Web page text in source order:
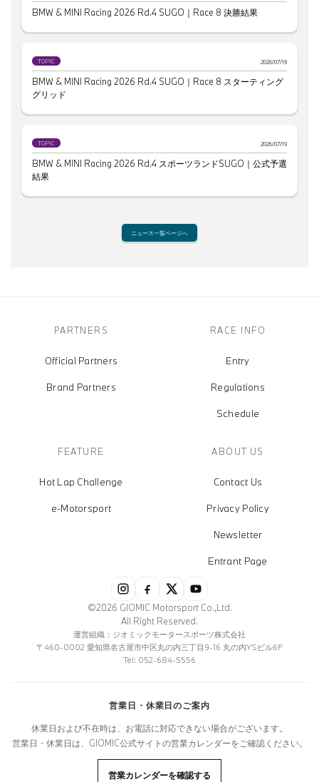
BMW & MINI Racing 2026 Rd.4 SUGO｜Race 8 決勝結果
TOPIC 2026/07/19
BMW & MINI Racing 2026 Rd.4 SUGO｜Race 8 スターティング
グリッド
TOPIC 2026/07/19
BMW & MINI Racing 2026 Rd.4 スポーツランドSUGO｜公式予選
結果
ニュース一覧ページへ
PARTNERS
Official Partners
Brand Partners
RACE INFO
Entry
Regulations
Schedule
FEATURE
Hot Lap Challenge
e-Motorsport
ABOUT US
Contact Us
Privacy Policy
Newsletter
Entrant Page
©2026 GIOMIC Motorsport Co.,Ltd.
All Right Reserved.
運営組織：ジオミックモータースポーツ株式会社
〒460-0002 愛知県名古屋市中区丸の内三丁目9-16 丸の内YSビル6F
Tel: 052-684-5556
営業日・休業日のご案内
休業日および不在時は、お電話に対応できない場合がございます。
営業日・休業日は、GIOMIC公式サイトの営業カレンダーをご確認ください。
営業カレンダーを確認する